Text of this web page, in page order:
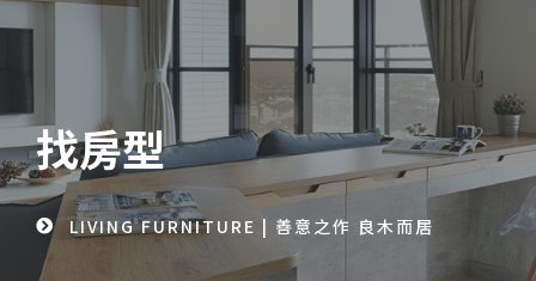
找房型
LIVING FURNITURE | 善意之作 良木而居